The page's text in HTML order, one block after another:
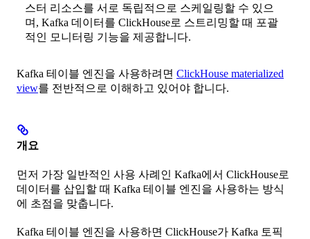
스터 리소스를 서로 독립적으로 스케일링할 수 있으
며, Kafka 데이터를 ClickHouse로 스트리밍할 때 포괄
적인 모니터링 기능을 제공합니다.
Kafka 테이블 엔진을 사용하려면 ClickHouse materialized
view를 전반적으로 이해하고 있어야 합니다.
개요
먼저 가장 일반적인 사용 사례인 Kafka에서 ClickHouse로
데이터를 삽입할 때 Kafka 테이블 엔진을 사용하는 방식
에 초점을 맞춥니다.
Kafka 테이블 엔진을 사용하면 ClickHouse가 Kafka 토픽